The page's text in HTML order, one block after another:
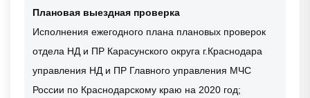
Плановая выездная проверка
Исполнения ежегодного плана плановых проверок
отдела НД и ПР Карасунского округа г.Краснодара
управления НД и ПР Главного управления МЧС
России по Краснодарскому краю на 2020 год;